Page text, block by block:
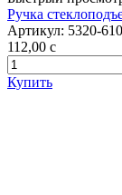
Ручка
Артикул: 5320-
112,00 c
Купить